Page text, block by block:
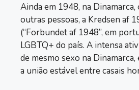
Ainda em 1948, na
outras pessoas, a Kredsen af
(“Forbundet af 1948”, em
LGBTQ+ do país. A intensa
de mesmo sexo na
a união estável entre casais